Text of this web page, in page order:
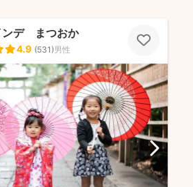
ンデ まつおか
4.9 (531)男性